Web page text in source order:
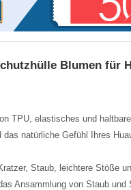
Blumen für
TPU, elastisches und
natürliche Gefühl Ihres
Staub, leichtere Stöße
Ansammlung von Staub